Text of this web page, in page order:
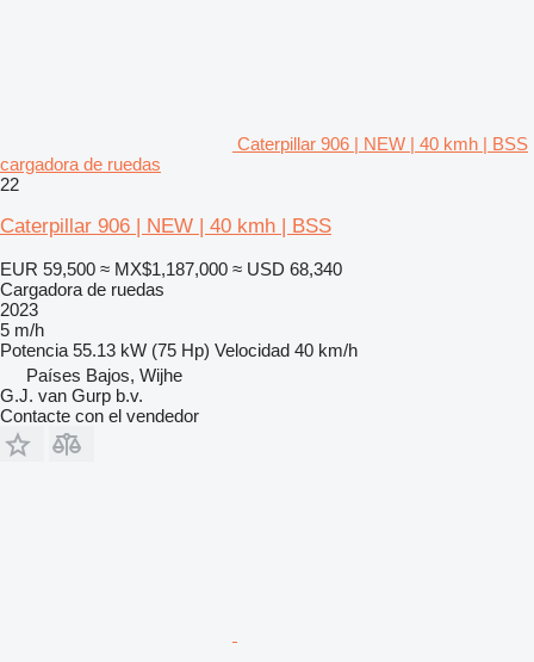
Caterpillar 906 | NEW | 40 kmh | BSS
cargadora de ruedas
22
Caterpillar 906 | NEW | 40 kmh | BSS
EUR 59,500 ≈ MX$1,187,000 ≈ USD 68,340
Cargadora de ruedas
2023
5 m/h
Potencia 55.13 kW (75 Hp) Velocidad 40 km/h
Países Bajos, Wijhe
G.J. van Gurp b.v.
Contacte con el vendedor